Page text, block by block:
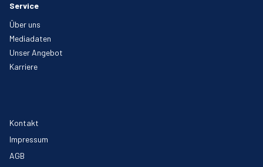
Service
Über uns
Mediadaten
Unser Angebot
Karriere
Kontakt
Impressum
AGB